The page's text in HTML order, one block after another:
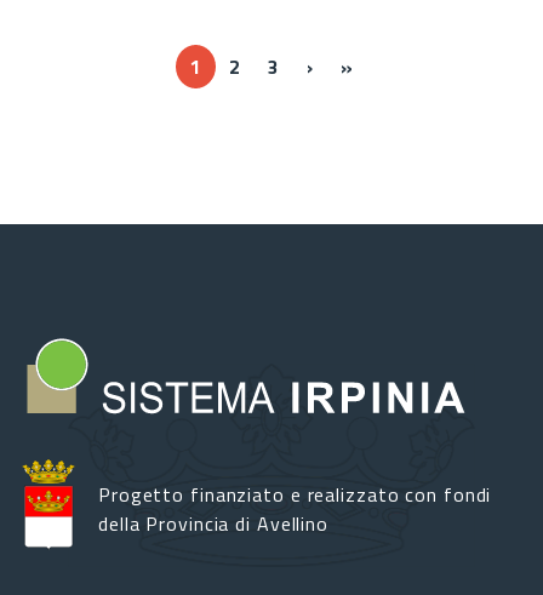
1 2 3 ››› »
Progetto finanziato e realizzato con fondi
della Provincia di Avellino